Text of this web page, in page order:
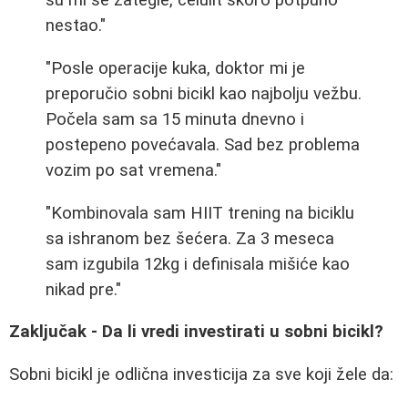
nestao."
"Posle operacije kuka, doktor mi je
preporučio sobni bicikl kao najbolju vežbu.
Počela sam sa 15 minuta dnevno i
postepeno povećavala. Sad bez problema
vozim po sat vremena."
"Kombinovala sam HIIT trening na biciklu
sa ishranom bez šećera. Za 3 meseca
sam izgubila 12kg i definisala mišiće kao
nikad pre."
Zaključak - Da li vredi investirati u sobni bicikl?
Sobni bicikl je odlična investicija za sve koji žele da: